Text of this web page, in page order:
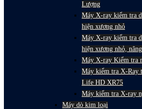
Lượng
Máy X-ray kiểm tra
hiện xương nhỏ
Máy X-ray kiểm tra
hiện xương nhỏ,
Máy X-ray Kiểm tra
Máy kiểm tra X-Ray
Life HD XR75
Máy kiểm tra X-ray
Máy dò kim loại